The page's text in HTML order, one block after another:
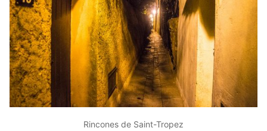
Rincones de Saint-Tropez